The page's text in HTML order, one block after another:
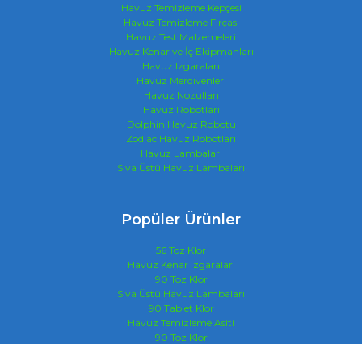
Havuz Temizleme Kepçesi
Havuz Temizleme Fırçası
Havuz Test Malzemeleri
Havuz Kenar ve İç Ekipmanları
Havuz Izgaraları
Havuz Merdivenleri
Havuz Nozulları
Havuz Robotları
Dolphin Havuz Robotu
Zodiac Havuz Robotları
Havuz Lambaları
Sıva Üstü Havuz Lambaları
Popüler Ürünler
56 Toz Klor
Havuz Kenar Izgaraları
90 Toz Klor
Sıva Üstü Havuz Lambaları
90 Tablet Klor
Havuz Temizleme Asiti
90 Toz Klor